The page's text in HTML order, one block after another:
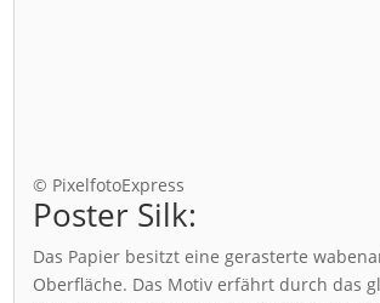
© PixelfotoExpress
Poster Silk:
Das Papier besitzt eine gerasterte
Oberfläche. Das Motiv erfährt durch das